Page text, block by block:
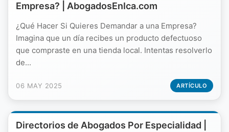
Empresa? | AbogadosEnIca.com
¿Qué Hacer Si Quieres Demandar a una Empresa?
Imagina que un día recibes un producto defectuoso
que compraste en una tienda local. Intentas resolverlo
de...
06 MAY 2025 ARTÍCULO
Directorios de Abogados Por Especialidad |